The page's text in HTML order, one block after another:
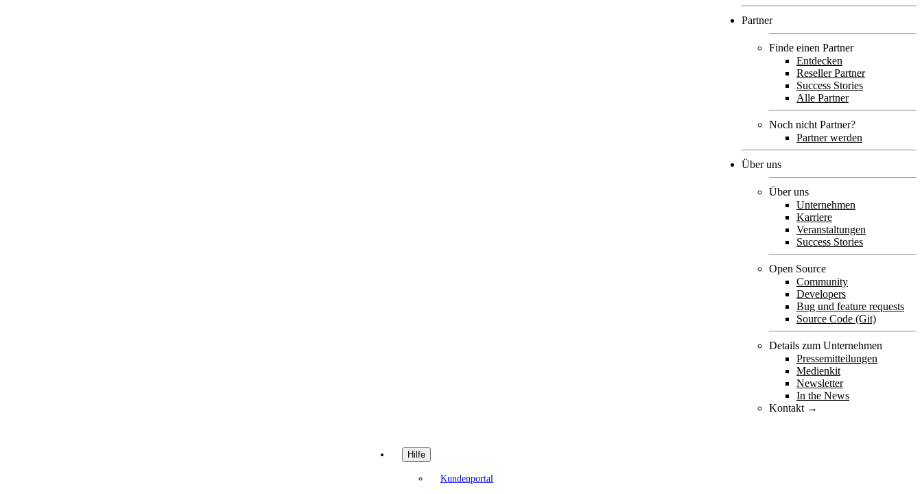
Partner
Finde einen Partner
Entdecken
Reseller Partner
Success Stories
Alle Partner
Noch nicht Partner?
Partner werden
Über uns
Über uns
Unternehmen
Karriere
Veranstaltungen
Success Stories
Open Source
Community
Developers
Bug und feature requests
Source Code (Git)
Details zum Unternehmen
Pressemitteilungen
Medienkit
Newsletter
In the News
Kontakt →
Hilfe
Kundenportal